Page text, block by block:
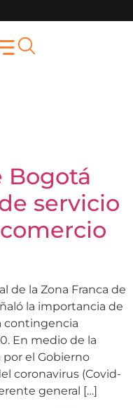
Bogotá
servicio
de la Zona Franca de
la importancia de
contingencia
En medio de la
el Gobierno
coronavirus (Covid-
general […]